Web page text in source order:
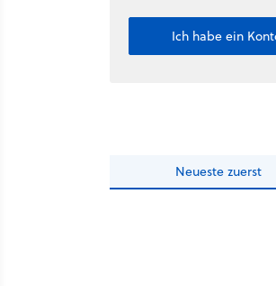
Ich habe ein
Neueste zuerst